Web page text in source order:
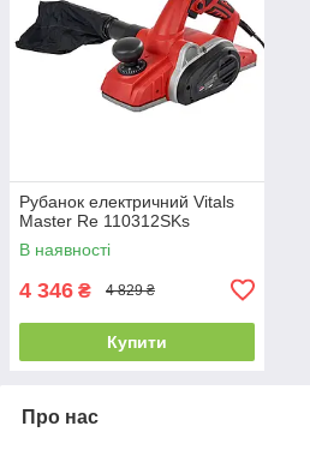
Рубанок електричний Vitals
Master Re 110312SKs
В наявності
4 346 ₴ 4 829 ₴
Купити
Про нас